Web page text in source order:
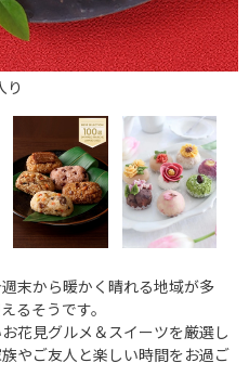
り
末から暖かく晴れる地域が多
るそうです。
花見グルメ＆スイーツを厳選し
やご友人と楽しい時間をお過ご